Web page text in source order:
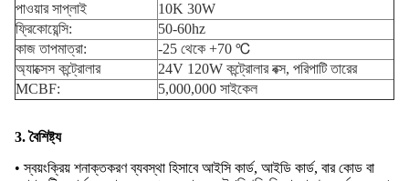
পাওয়ার সাপ্লাই
10K 30W
ফ্রিকোয়েন্সি:
50-60hz
কাজ তাপমাত্রা:
-25 থেকে +70 ℃
অ্যাক্সেস কন্ট্রোলার
24V 120W কন্ট্রোলার বক্স, পরিপাটি তারের
MCBF:
5,000,000 সাইকেল
3. বৈশিষ্ট্য
• স্বয়ংক্রিয় শনাক্তকরণ ব্যবস্থা হিসাবে আইসি কার্ড, আইডি কার্ড, বার কোড বা